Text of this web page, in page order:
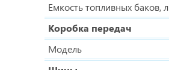
Емкость топливных баков, л
Коробка передач
Модель